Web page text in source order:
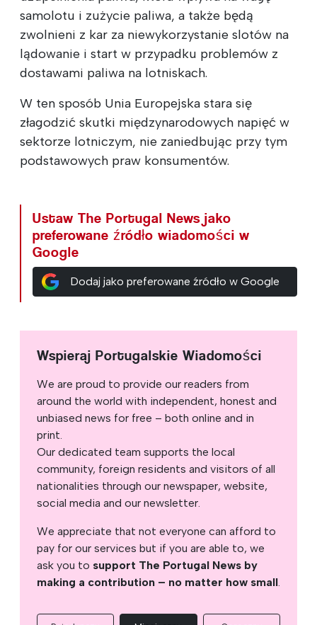
samolotu i zużycie paliwa, a także będą
zwolnieni z kar za niewykorzystanie slotów na
lądowanie i start w przypadku problemów z
dostawami paliwa na lotniskach.
W ten sposób Unia Europejska stara się
złagodzić skutki międzynarodowych napięć w
sektorze lotniczym, nie zaniedbując przy tym
podstawowych praw konsumentów.
Ustaw The Portugal News jako
preferowane źródło wiadomości w
Google
Dodaj jako preferowane źródło w Google
Wspieraj Portugalskie Wiadomości
We are proud to provide our readers from
around the world with independent, honest and
unbiased news for free – both online and in
print.
Our dedicated team supports the local
community, foreign residents and visitors of all
nationalities through our newspaper, website,
social media and our newsletter.
We appreciate that not everyone can afford to
pay for our services but if you are able to, we
ask you to support The Portugal News by
making a contribution – no matter how small.